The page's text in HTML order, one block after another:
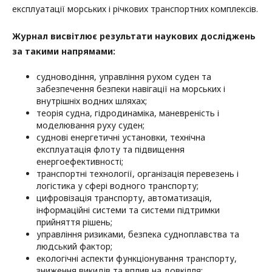
експлуатації морських і річкових транспортних комплексів.
Журнал висвітлює результати наукових досліджень
за такими напрямами:
судноводіння, управління рухом суден та
забезпечення безпеки навігації на морських і
внутрішніх водних шляхах;
теорія судна, гідродинаміка, маневреність і
моделювання руху суден;
суднові енергетичні установки, технічна
експлуатація флоту та підвищення
енергоефективності;
транспортні технології, організація перевезень і
логістика у сфері водного транспорту;
цифровізація транспорту, автоматизація,
інформаційні системи та системи підтримки
прийняття рішень;
управління ризиками, безпека судноплавства та
людський фактор;
екологічні аспекти функціонування транспорту,